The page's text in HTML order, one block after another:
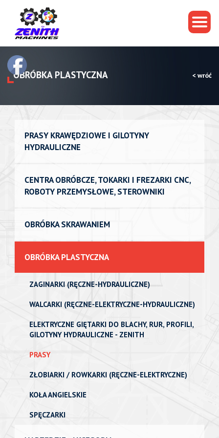
OBRÓBKA PLASTYCZNA < wróć
PRASY KRAWĘDZIOWE I GILOTYNY
HYDRAULICZNE
CENTRA OBRÓBCZE, TOKARKI I FREZARKI CNC,
ROBOTY PRZEMYSŁOWE, STEROWNIKI
OBRÓBKA SKRAWANIEM
OBRÓBKA PLASTYCZNA
ZAGINARKI (RĘCZNE-HYDRAULICZNE)
WALCARKI (RĘCZNE-ELEKTRYCZNE-HYDRAULICZNE)
ELEKTRYCZNE GIĘTARKI DO BLACHY, RUR, PROFILI,
GILOTYNY HYDRAULICZNE - ZENITH
PRASY
ZŁOBIARKI / ROWKARKI (RĘCZNE-ELEKTRYCZNE)
KOŁA ANGIELSKIE
SPĘCZARKI